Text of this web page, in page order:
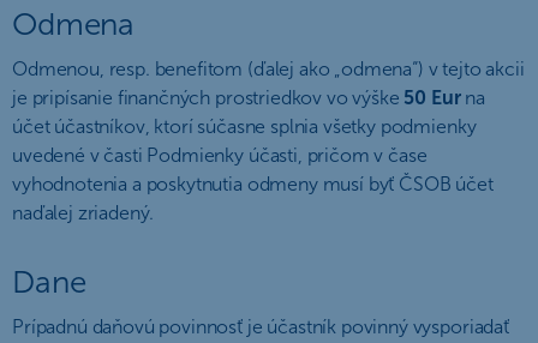
Odmena
Odmenou, resp. benefitom (ďalej ako „odmena“) v tejto akcii
je pripísanie finančných prostriedkov vo výške 50 Eurna
účet účastníkov, ktorí súčasne splnia všetky podmienky
uvedené v časti Podmienky účasti, pričom v čase
vyhodnotenia a poskytnutia odmeny musí byť ČSOB účet
naďalej zriadený.
Dane
Prípadnú daňovú povinnosť je účastník povinný vysporiadať